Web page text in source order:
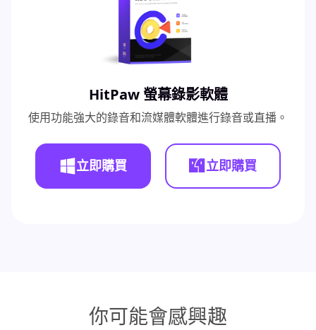
HitPaw 螢幕錄影軟體
使用功能強大的錄音和流媒體軟體進行錄音或直播。
立即購買 立即購買
你可能會感興趣